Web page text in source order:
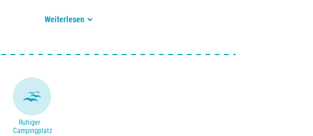
Weiterlesen
Ruhiger
Campingplatz